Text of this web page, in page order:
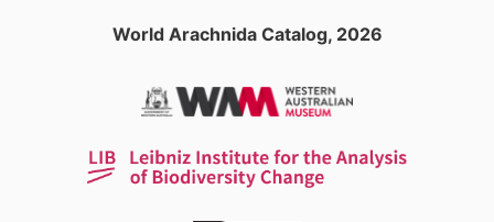
World Arachnida Catalog, 2026